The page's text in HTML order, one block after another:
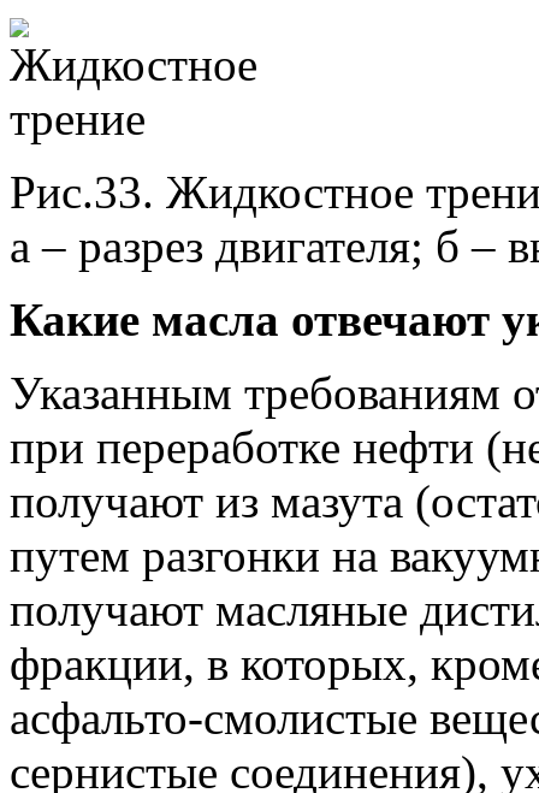
Рис.33. Жидкостное
а – разрез двигателя; б –
Какие масла отвечают
Указанным требованиям
при переработке нефти
получают из мазута
путем разгонки на
получают масляные
фракции, в которых,
асфальто-смолистые
сернистые соединения),